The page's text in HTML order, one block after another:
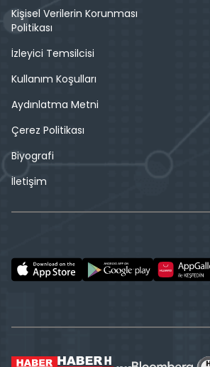
Kişisel Verilerin Korunması
Politikası
İzleyici Temsilcisi
Kullanım Koşulları
Aydınlatma Metni
Çerez Politikası
Biyografi
İletişim